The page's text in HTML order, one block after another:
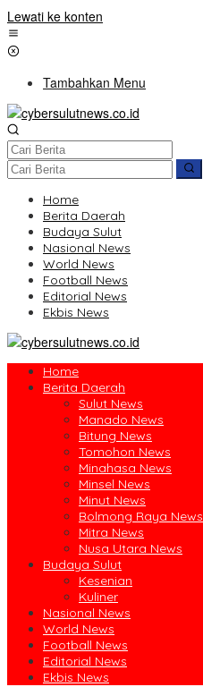
Lewati ke konten
Tambahkan Menu
Home
Berita Daerah
Budaya Sulut
Nasional News
World News
Football News
Editorial News
Ekbis News
Home
Berita Daerah
Sulut News
Manado News
Bitung News
Tomohon News
Minahasa News
Minsel News
Minut News
Bolmong Raya News
Mitra News
Nusa Utara News
Budaya Sulut
Kesenian
Kuliner
Nasional News
World News
Football News
Editorial News
Ekbis News